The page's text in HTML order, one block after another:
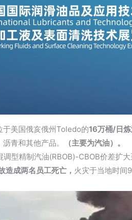
于美国俄亥俄州Toledo的16万桶/日炼
青和其他产品。
（主要为汽油）。
型精制汽油(RBOB)-CBOB价差扩
造成两名员工死亡， 火灾于当地时间